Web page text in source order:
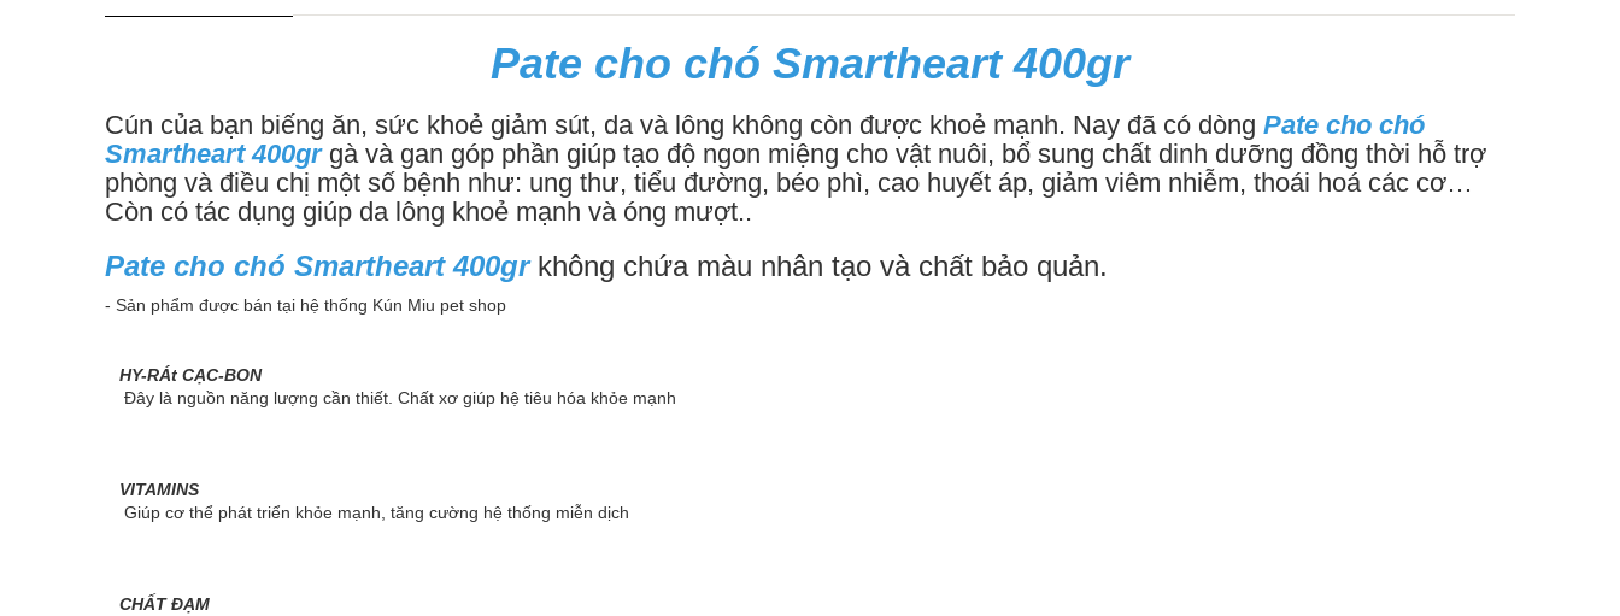
Pate cho chó Smartheart 400gr
Cún của bạn biếng ăn, sức khoẻ giảm sút, da và lông không còn được khoẻ mạnh. Nay đã có dòng Pate cho chó
Smartheart 400grgà và gan góp phần giúp tạo độ ngon miệng cho vật nuôi, bổ sung chất dinh dưỡng đồng thời hỗ trợ
phòng và điều chị một số bệnh như: ung thư, tiểu đường, béo phì, cao huyết áp, giảm viêm nhiễm, thoái hoá các cơ…
Còn có tác dụng giúp da lông khoẻ mạnh và óng mượt..
Pate cho chó Smartheart 400grkhông chứa màu nhân tạo và chất bảo quản.
- Sản phẩm được bán tại hệ thống Kún Miu pet shop
HY-RÁt CẠC-BON
Đây là nguồn năng lượng cần thiết. Chất xơ giúp hệ tiêu hóa khỏe mạnh
VITAMINS
Giúp cơ thể phát triển khỏe mạnh, tăng cường hệ thống miễn dịch
CHẤT ĐẠM